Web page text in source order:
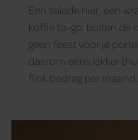
Een salade hier, een
koffie to-go: buiten de
geen feest voor je
daarom eens lekker
flink bedrag per maand.